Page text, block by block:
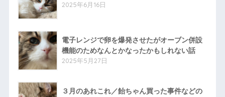
2025年6月16日
電子レンジで卵を爆発させたがオーブン併設
機能のためなんとかなったかもしれない話
2025年5月27日
３月のあれこれ／飴ちゃん買った事件などの